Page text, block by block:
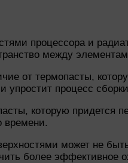
процессора и
между
от термопасты,
упростит процесс
которую придется
времени.
может не
более эффективное